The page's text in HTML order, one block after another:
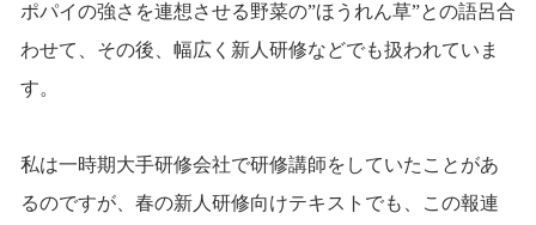
ポパイの強さを連想させる野菜の”ほうれん草”との語呂合
わせて、その後、幅広く新人研修などでも扱われていま
す。
私は一時期大手研修会社で研修講師をしていたことがあ
るのですが、春の新人研修向けテキストでも、この報連